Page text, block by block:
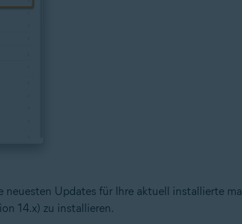
neuesten Updates für Ihre aktuell installierte
14.x) zu installieren.